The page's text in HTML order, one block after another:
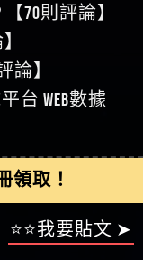
避詐騙陷阱
記投資詐騙的
金
是不是詐騙
金 被KnTop詐騙
續收割國人中
專案是詐騙嗎
專案是真的嗎
文教你如何拿
國人中【免費
Hoyabit是不是詐
詐騙的錢怎麼辦
持續收割國人
元化行銷是詐
多元化行銷是
怎麼辦 本文教
深度解析野原
& Love是不是詐
Family & Love是
國人中【免費
元盈橋是不是
利用新
M.L.Edge無法出
嗎 Robinhood是
詐騙的錢怎
人中【免費討回
是詐騙 FLTO是
教你如何拿回
】八旬老翁被
是不是詐騙
請小心群組暗椿
騙手法 （受害
當是不是詐騙 當
不要玩
號可以去吃屎
的會員～～
來毀謗欸哈哈哈
贏錢就不給出
不出金出
【70則評論】
論】
台 WEB數據
你發財金 註冊領取！
⭐⭐我要貼文 ➤